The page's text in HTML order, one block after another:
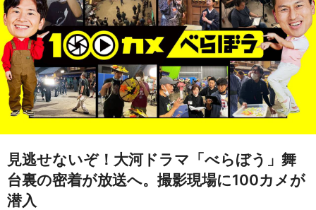
見逃せないぞ！大河ドラマ「べらぼう」舞
台裏の密着が放送へ。撮影現場に100カメが
潜入